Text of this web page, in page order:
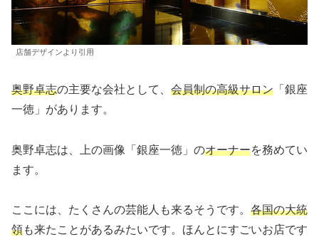
店舗デザインより引用
奥野卓志の主要な会社として、 会員制の高級サロン 「銀座
一徳」があります。
奥野卓志は、上の画像「銀座一徳」のオーナーを務めてい
ます。
ここには、たくさんの芸能人も来るそうです。 各国の大統
領も来たことがあるみたいです。ほんとにすごいお店です